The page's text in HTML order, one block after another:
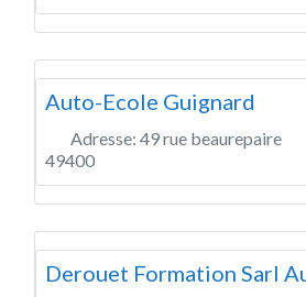
Auto-Ecole Guignard
Adresse: 49 rue beaurepaire
49400
Derouet Formation Sarl